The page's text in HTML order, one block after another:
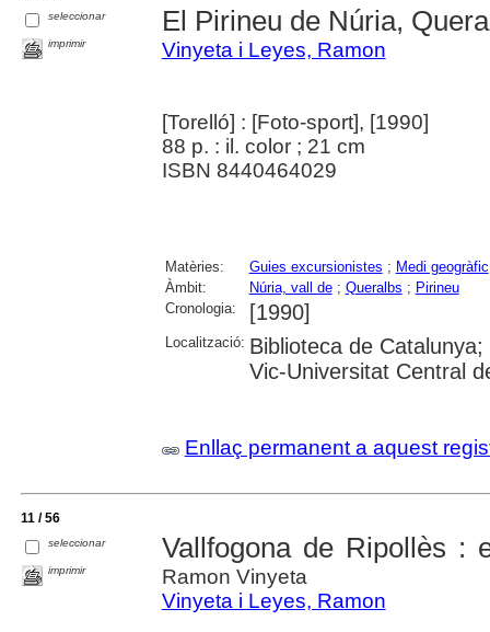
seleccionar
imprimir
El Pirineu de Núria,
Vinyeta i Leyes, Ramon
[Torelló] : [Foto-sport], [1990]
88 p. : il. color ; 21 cm
ISBN 8440464029
Matèries: Guies excursionistes ; Medi geogràfic
Àmbit:
Núria, vall de; Queralbs ; Pirineu
Cronologia:
[1990]
Localització: Biblioteca de
Vic-Universitat Central
Enllaç permanent a aquest
11 / 56
seleccionar
imprimir
Vallfogona de Ripollès :
Ramon Vinyeta
Vinyeta i Leyes, Ramon